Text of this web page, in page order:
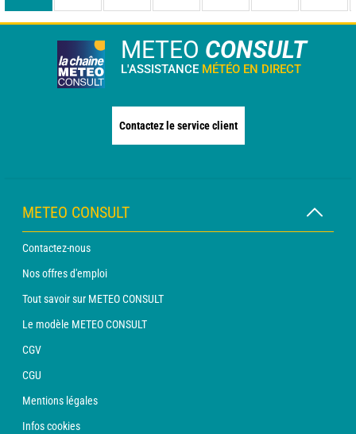
METEO CONSULT
L'ASSISTANCE MÉTÉO EN DIRECT
Contactez le service client
METEO CONSULT
Contactez-nous
Nos offres d'emploi
Tout savoir sur METEO CONSULT
Le modèle METEO CONSULT
CGV
CGU
Mentions légales
Infos cookies